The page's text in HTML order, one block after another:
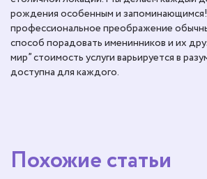
рождения особенным и
профессиональное преображение
способ порадовать именинников и их
мир” стоимость услуги варьируется в
доступна для каждого.
Похожие статьи